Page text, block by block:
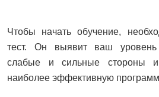
Чтобы начать обучение,
тест. Он выявит ваш уровень
слабые и сильные стороны и
наиболее эффективную